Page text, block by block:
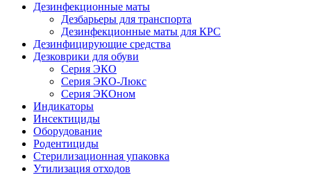
Дезинфекционные маты
Дезбарьеры для транспорта
Дезинфекционные маты для КРС
Дезинфицирующие средства
Дезковрики для обуви
Серия ЭКО
Серия ЭКО-Люкс
Серия ЭКОном
Индикаторы
Инсектициды
Оборудование
Родентициды
Стерилизационная упаковка
Утилизация отходов